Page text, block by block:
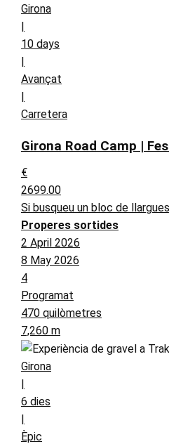
Girona
|
10 days
|
Avançat
|
Carretera
Girona Road Camp |
€
2699.00
Si busqueu un bloc de
Properes sortides
2 April 2026
8 May 2026
4
Programat
470 quilòmetres
7,260 m
Girona
|
6 dies
|
Èpic